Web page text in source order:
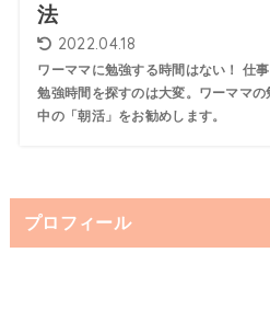
法
2022.04.18
ワーママに勉強する時間はない！ 仕
勉強時間を探すのは大変。ワーママ
中の「朝活」をお勧めします。
プロフィール